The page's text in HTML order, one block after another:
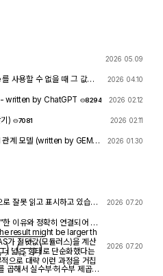
2026 05.09
사용할 수 없을 때 그 값을
2026 04.10
- written by ChatGPT 8294 2026 02.12
) 7081 2026 02.11
관계 모델 (written by GEMIN
2026 01.30
2026 07.20
이유와 정확히 연결되어 있
절댓값(모듈러스)을 계산
넓은 형태로 단순화했다는
⋅(ere⋅r)―
곱해서 실수부·허수부 제곱합
2026 07.20